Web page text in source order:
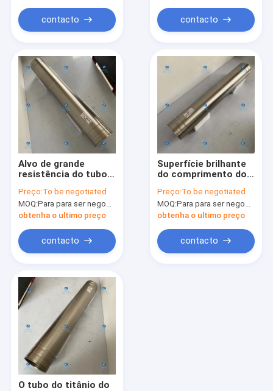
Produtos
Sobre nós
Excursão da fábrica
Controle da qualidade
Peça umas citações
Alvos do titânio
Alvo de cobre
Alvos de aço inoxidável
Flanges do titânio
contacto contacto
Alvo de grande
resistência do tubo
baixa densidade PVD
Preço:To be negotiated
MOQ:Para para ser negociado
obtenha o ultimo preço
contacto
Superfície brilhante
do comprimento do
do revestimento de
vácuo da pureza alta
do ISO
Preço:To be negotiated
MOQ:Para para ser negociado
obtenha o ultimo preço
contacto
O tubo do titânio do